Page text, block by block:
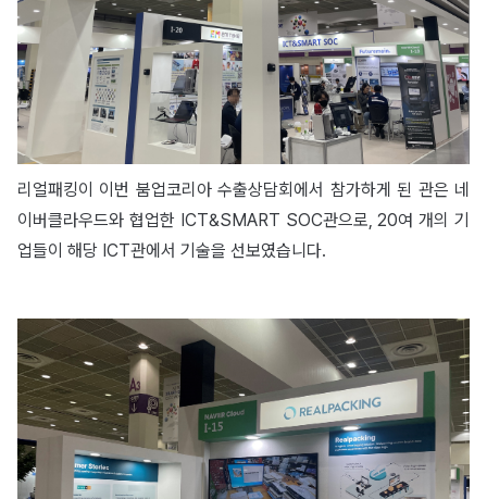
리얼패킹이 이번 붐업코리아 수출상담회에서 참가하게 된 관은 네
이버클라우드와 협업한 ICT&SMART SOC관으로, 20여 개의 기
업들이 해당 ICT관에서 기술을 선보였습니다.